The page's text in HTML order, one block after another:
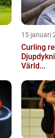
15 januari
Curling
Värld...